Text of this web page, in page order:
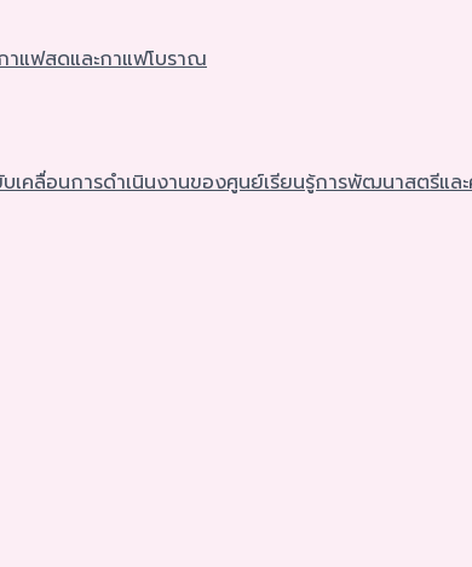
าแฟสดและกาแฟโบราณ
บเคลื่อนการดำเนินงานของศูนย์เรียนรู้การพัฒนาสตรี